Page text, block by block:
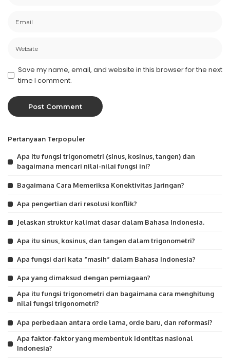
Save my name, email, and website in this browser for the next
time I comment.
Pertanyaan Terpopuler
Apa itu fungsi trigonometri (sinus, kosinus, tangen) dan
bagaimana mencari nilai-nilai fungsi ini?
Bagaimana Cara Memeriksa Konektivitas Jaringan?
Apa pengertian dari resolusi konflik?
Jelaskan struktur kalimat dasar dalam Bahasa Indonesia.
Apa itu sinus, kosinus, dan tangen dalam trigonometri?
Apa fungsi dari kata “masih” dalam Bahasa Indonesia?
Apa yang dimaksud dengan perniagaan?
Apa itu fungsi trigonometri dan bagaimana cara menghitung
nilai fungsi trigonometri?
Apa perbedaan antara orde lama, orde baru, dan reformasi?
Apa faktor-faktor yang membentuk identitas nasional
Indonesia?